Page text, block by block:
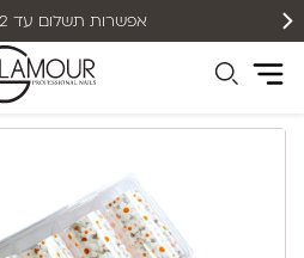
אפשרות תשלום עד 12 תשלומים